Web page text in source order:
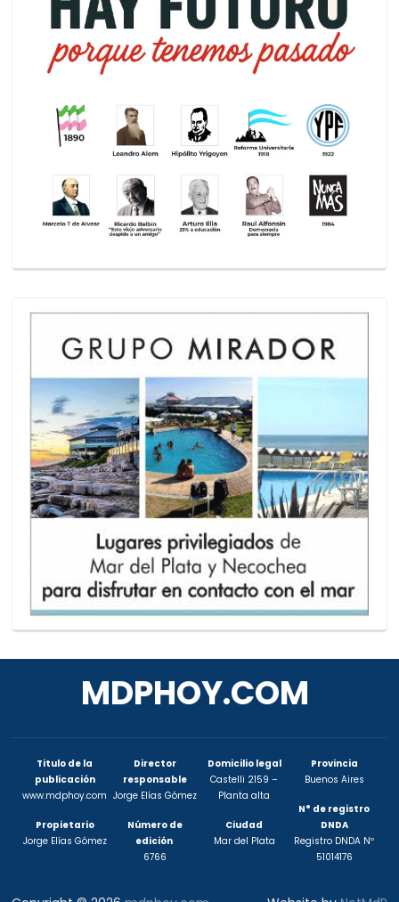
MDPHOY.COM
Titulo de la
publicación
www.mdphoy.com
Propietario
Jorge Elías Gómez
Director
responsable
Jorge Elías Gómez
Número de
edición
6766
Domicilio legal
Castelli 2159 –
Planta alta
Ciudad
Mar del Plata
Provincia
Buenos Aires
N° de registro
DNDA
Registro DNDA Nº
51014176